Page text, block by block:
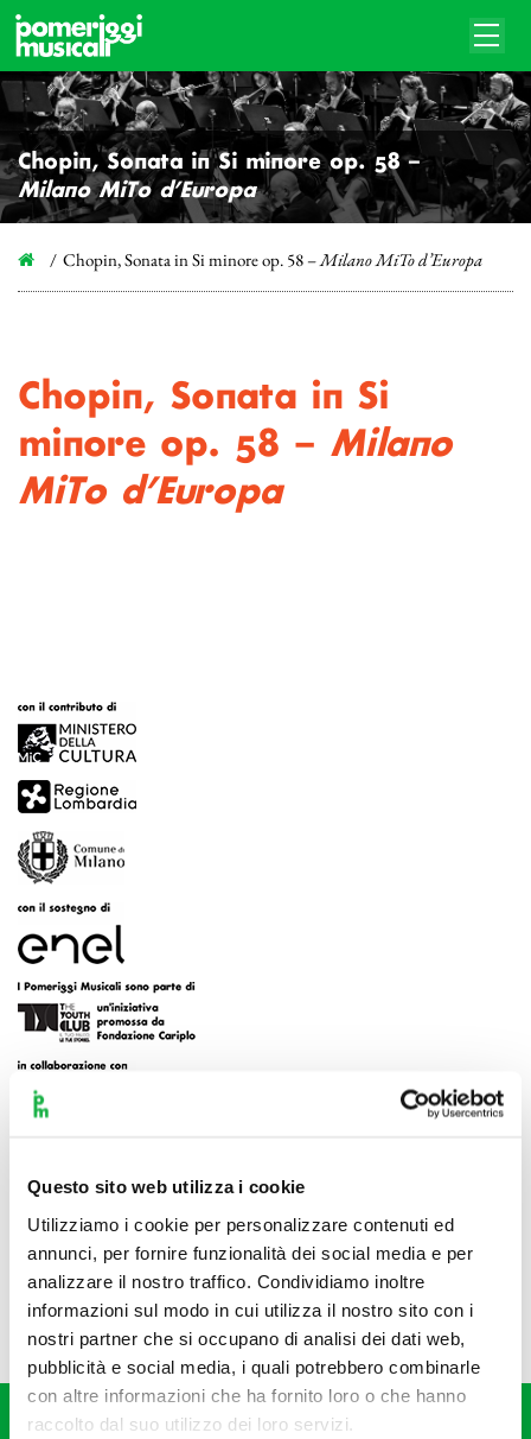
Questo sito web utilizza i cookie
Utilizziamo i cookie per personalizzare contenuti ed
annunci, per fornire funzionalità dei social media e per
analizzare il nostro traffico. Condividiamo inoltre
informazioni sul modo in cui utilizza il nostro sito con i
nostri partner che si occupano di analisi dei dati web,
pubblicità e social media, i quali potrebbero combinarle
con altre informazioni che ha fornito loro o che hanno
raccolto dal suo utilizzo dei loro servizi.
Chopin, Sonata in Si minore op. 58 –
Milano MiTo d’Europa
Chopin, Sonata in Si minore op. 58 –Milano MiTo d’Europa
Chopin, Sonata in Si
minore op. 58 – Milano
MiTo d’Europa